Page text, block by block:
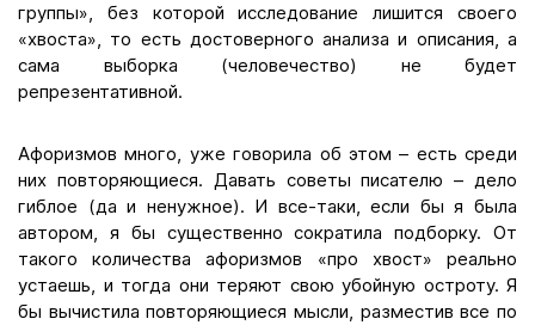
группы», без которой исследование лишится своего
«хвоста», то есть достоверного анализа и описания, а
сама выборка (человечество) не будет
репрезентативной.
Афоризмов много, уже говорила об этом – есть среди
них повторяющиеся. Давать советы писателю – дело
гиблое (да и ненужное). И все-таки, если бы я была
автором, я бы существенно сократила подборку. От
такого количества афоризмов «про хвост» реально
устаешь, и тогда они теряют свою убойную остроту. Я
бы вычистила повторяющиеся мысли, разместив все по